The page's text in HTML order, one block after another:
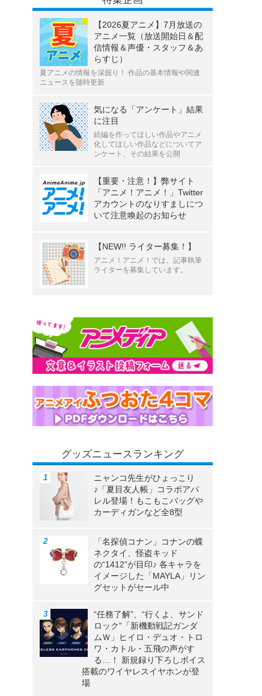
【2026夏アニメ】7月放送の
アニメ一覧（放送開始日＆配
信情報＆声優・スタッフ＆あ
らすじ）
夏アニメの情報を深掘り！ 作品の基本情報や関連
ニュースを随時更新
気になる「アンケート」結果
に注目
続編を作ってほしい作品やアニメ
化してほしい作品などについてア
ンケート、その結果を公開
【重要・注意！】弊サイト
「アニメ！アニメ！」Twitter
アカウントのなりすましにつ
いて注意喚起のお知らせ
【NEW!! ライター募集！】
アニメ！アニメ！では、記事執筆
ライターを募集しています。
グッズニュースランキング
ニャンコ先生がひょっこり
♪「夏目友人帳」コラボアパ
レル登場！もこもこバッグや
カーディガンなど全8型
「名探偵コナン」コナンの蝶
ネクタイ、怪盗キッド
の“1412”が目印♪ 各キャラを
イメージした「MAYLA」リン
グセットがセール中
“任務了解”、“行くよ、サンド
ロック”「新機動戦記ガンダ
ムＷ」ヒイロ・デュオ・トロ
ワ・カトル・五飛の声がす
る…！ 新規録り下ろしボイス
搭載のワイヤレスイヤホンが登
場